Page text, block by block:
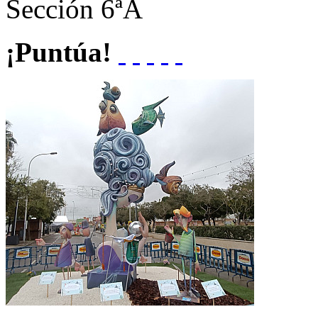
Sección 6ªA
¡Puntúa!